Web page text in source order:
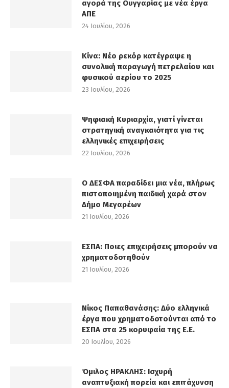
αγορά της Ουγγαρίας με νέα έργα
ΑΠΕ
24 Ιουλίου, 2026
Κίνα: Νέο ρεκόρ κατέγραψε η
συνολική παραγωγή πετρελαίου και
φυσικού αερίου το 2025
23 Ιουλίου, 2026
Ψηφιακή Κυριαρχία, γιατί γίνεται
στρατηγική αναγκαιότητα για τις
ελληνικές επιχειρήσεις
22 Ιουλίου, 2026
Ο ΔΕΣΦΑ παραδίδει μια νέα, πλήρως
πιστοποιημένη παιδική χαρά στον
Δήμο Μεγαρέων
21 Ιουλίου, 2026
ΕΣΠΑ: Ποιες επιχειρήσεις μπορούν να
χρηματοδοτηθούν
21 Ιουλίου, 2026
Νίκος Παπαθανάσης: Δύο ελληνικά
έργα που χρηματοδοτούνται από το
ΕΣΠΑ στα 25 κορυφαία της Ε.Ε.
20 Ιουλίου, 2026
Όμιλος ΗΡΑΚΛΗΣ: Ισχυρή
αναπτυξιακή πορεία και επιτάχυνση